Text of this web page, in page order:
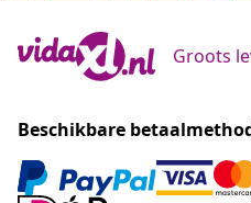
Groots
Beschikbare